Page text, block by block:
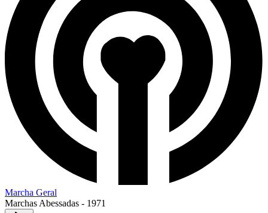
Marcha Geral
Marchas Abessadas - 1971